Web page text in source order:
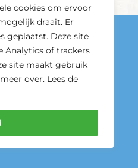
cookies om ervoor
draait. Er
geplaatst. Deze site
Analytics of trackers
site maakt gebruik
meer over. Lees de
- 2026